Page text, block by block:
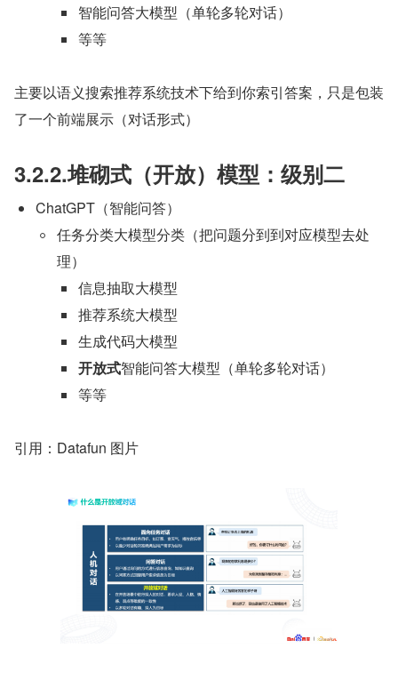
智能问答大模型（单轮多轮对话）
等等
主要以语义搜索推荐系统技术下给到你索引答案，只是包装
了一个前端展示（对话形式）
3.2.2.堆砌式（开放）模型：级别二
ChatGPT（智能问答）
任务分类大模型分类（把问题分到到对应模型去处
理）
信息抽取大模型
推荐系统大模型
生成代码大模型
开放式智能问答大模型（单轮多轮对话）
等等
引用：Datafun 图片